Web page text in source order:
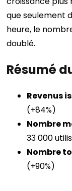
que seulement
heure, le
doublé.
Résumé
Revenus
(+84%)
Nombre
33 000
Nombre
(+90%)